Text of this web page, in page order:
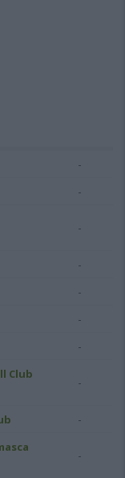
-
-
-
-
-
-
-
Club
-
-
-